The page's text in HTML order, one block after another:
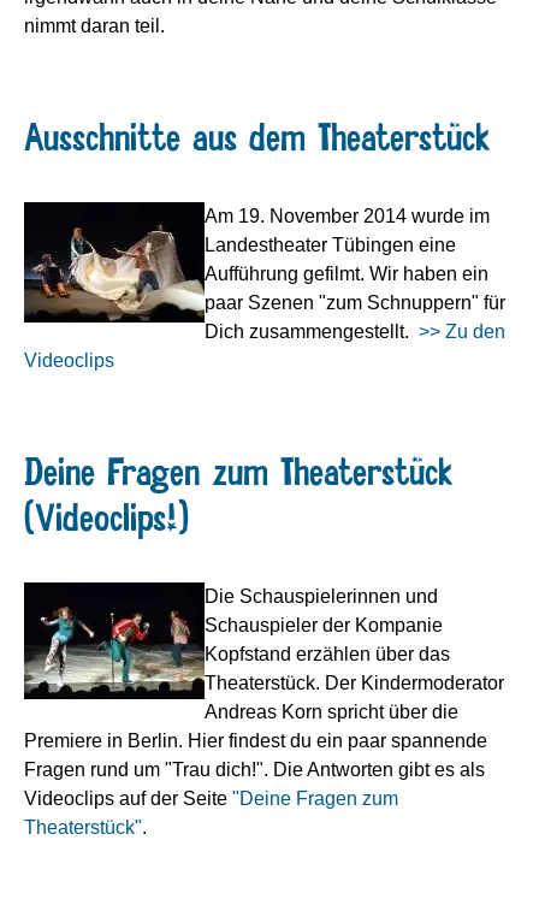
nimmt daran teil.
Ausschnitte aus dem Theaterstück
Am 19. November 2014 wurde im
Landestheater Tübingen eine
Aufführung gefilmt. Wir haben ein
paar Szenen "zum Schnuppern" für
Dich zusammengestellt. >> Zu den
Videoclips
Deine Fragen zum Theaterstück
(Videoclips!)
Die Schauspielerinnen und
Schauspieler der Kompanie
Kopfstand erzählen über das
Theaterstück. Der Kindermoderator
Andreas Korn spricht über die
Premiere in Berlin. Hier findest du ein paar spannende
Fragen rund um "Trau dich!". Die Antworten gibt es als
Videoclips auf der Seite "Deine Fragen zum
Theaterstück".